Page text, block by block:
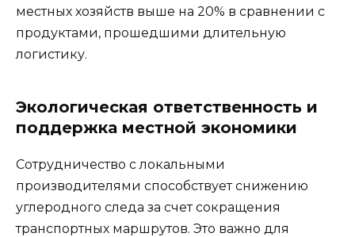
местных хозяйств выше на 20% в сравнении с
продуктами, прошедшими длительную
логистику.
Экологическая ответственность и
поддержка местной экономики
Сотрудничество с локальными
производителями способствует снижению
углеродного следа за счет сокращения
транспортных маршрутов. Это важно для